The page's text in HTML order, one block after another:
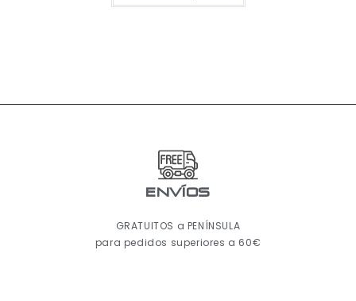
ENVÍOS
GRATUITOS a PENÍNSULA
para pedidos superiores a 60€